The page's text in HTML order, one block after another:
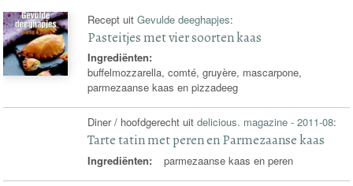
Recept uitGevulde deeghapjes:
Pasteitjes met vier soorten kaas
Ingrediënten:
buffelmozzarella, comté, gruyère, mascarpone,
parmezaanse kaas en pizzadeeg
Diner / hoofdgerecht uitdelicious. magazine - 2011-08:
Tarte tatin met peren en Parmezaanse kaas
Ingrediënten: parmezaanse kaas en peren